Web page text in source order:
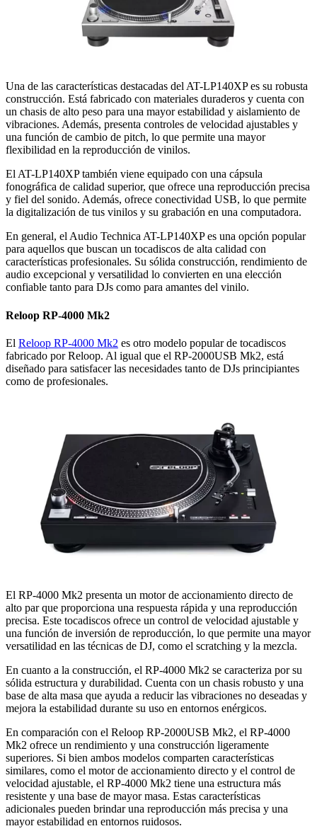
Una de las características destacadas del AT-LP140XP es su robusta
construcción. Está fabricado con materiales duraderos y cuenta con
un chasis de alto peso para una mayor estabilidad y aislamiento de
vibraciones. Además, presenta controles de velocidad ajustables y
una función de cambio de pitch, lo que permite una mayor
flexibilidad en la reproducción de vinilos.
El AT-LP140XP también viene equipado con una cápsula
fonográfica de calidad superior, que ofrece una reproducción precisa
y fiel del sonido. Además, ofrece conectividad USB, lo que permite
la digitalización de tus vinilos y su grabación en una computadora.
En general, el Audio Technica AT-LP140XP es una opción popular
para aquellos que buscan un tocadiscos de alta calidad con
características profesionales. Su sólida construcción, rendimiento de
audio excepcional y versatilidad lo convierten en una elección
confiable tanto para DJs como para amantes del vinilo.
Reloop RP-4000 Mk2
El Reloop RP-4000 Mk2 es otro modelo popular de tocadiscos
fabricado por Reloop. Al igual que el RP-2000USB Mk2, está
diseñado para satisfacer las necesidades tanto de DJs principiantes
como de profesionales.
El RP-4000 Mk2 presenta un motor de accionamiento directo de
alto par que proporciona una respuesta rápida y una reproducción
precisa. Este tocadiscos ofrece un control de velocidad ajustable y
una función de inversión de reproducción, lo que permite una mayor
versatilidad en las técnicas de DJ, como el scratching y la mezcla.
En cuanto a la construcción, el RP-4000 Mk2 se caracteriza por su
sólida estructura y durabilidad. Cuenta con un chasis robusto y una
base de alta masa que ayuda a reducir las vibraciones no deseadas y
mejora la estabilidad durante su uso en entornos enérgicos.
En comparación con el Reloop RP-2000USB Mk2, el RP-4000
Mk2 ofrece un rendimiento y una construcción ligeramente
superiores. Si bien ambos modelos comparten características
similares, como el motor de accionamiento directo y el control de
velocidad ajustable, el RP-4000 Mk2 tiene una estructura más
resistente y una base de mayor masa. Estas características
adicionales pueden brindar una reproducción más precisa y una
mayor estabilidad en entornos ruidosos.